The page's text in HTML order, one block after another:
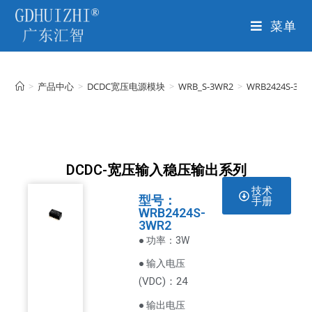
菜单
> 产品中心 > DCDC宽压电源模块 > WRB_S-3WR2 > WRB2424S-
DCDC-宽压输入稳压输出系列
型号：
WRB2424S-
3WR2
● 功率：3W
● 输入电压
(VDC)：24
● 输出电压
技术
手册